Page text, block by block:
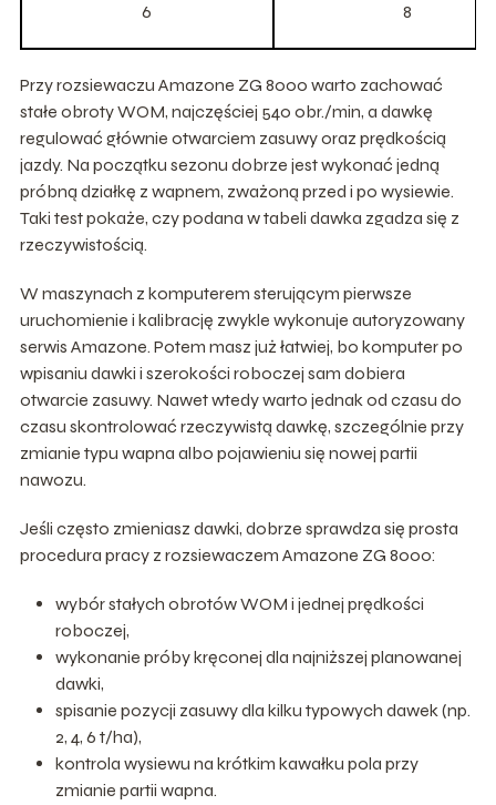
6 8
Przy rozsiewaczu Amazone ZG 8000 warto zachować
stałe obroty WOM, najczęściej 540 obr./min, a dawkę
regulować głównie otwarciem zasuwy oraz prędkością
jazdy. Na początku sezonu dobrze jest wykonać jedną
próbną działkę z wapnem, zważoną przed i po wysiewie.
Taki test pokaże, czy podana w tabeli dawka zgadza się z
rzeczywistością.
W maszynach z komputerem sterującym pierwsze
uruchomienie i kalibrację zwykle wykonuje autoryzowany
serwis Amazone. Potem masz już łatwiej, bo komputer po
wpisaniu dawki i szerokości roboczej sam dobiera
otwarcie zasuwy. Nawet wtedy warto jednak od czasu do
czasu skontrolować rzeczywistą dawkę, szczególnie przy
zmianie typu wapna albo pojawieniu się nowej partii
nawozu.
Jeśli często zmieniasz dawki, dobrze sprawdza się prosta
procedura pracy z rozsiewaczem Amazone ZG 8000:
wybór stałych obrotów WOM i jednej prędkości
roboczej,
wykonanie próby kręconej dla najniższej planowanej
dawki,
spisanie pozycji zasuwy dla kilku typowych dawek (np.
2, 4, 6 t/ha),
kontrola wysiewu na krótkim kawałku pola przy
zmianie partii wapna.